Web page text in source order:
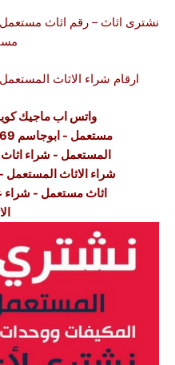
نشترى اثاث – رقم اثاث
ارقام شراء الاثاث